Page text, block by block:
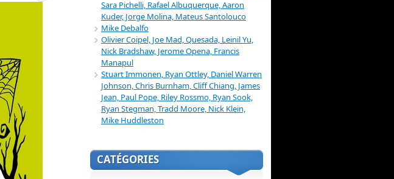
Sara Pichelli, Rafael Albuquerque, Aaron
Kuder, Jorge Molina, Mateus Santolouco
Mike Debalfo
Olivier Coipel, Joe Mad, Quesada, Leinil Yu,
Nick Bradshaw, Jerome Opena, Francis
Manapul
Stuart Immonen, Ryan Ottley, Daniel Warren
Johnson, Chris Burnham, Cliff Chiang, James
Jean, Paul Pope, Riley Rossmo, Ryan Sook,
Ryan Stegman, Tradd Moore, Nick Klein,
Mike Huddleston
CATÉGORIES